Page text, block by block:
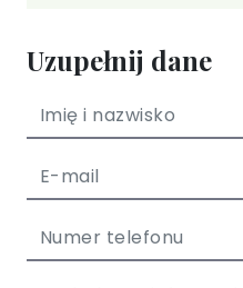
Uzupełnij dane